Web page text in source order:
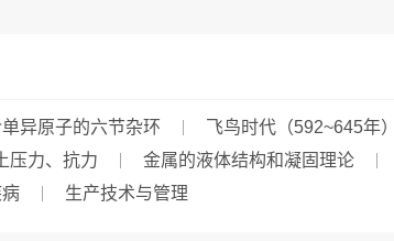
单异原子的六节杂环
飞鸟时代（592~645年）
压力、抗力
金属的液体结构和凝固理论
生产技术与管理